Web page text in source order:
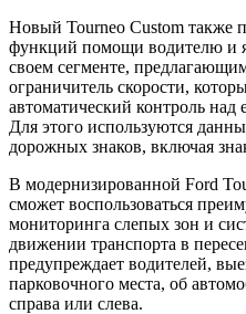
Новый Tourneo Custom также
функций помощи водителю и
своем сегменте,
ограничитель скорости,
автоматический контроль
Для этого используются
дорожных знаков, включая
В модернизированной Ford
сможет воспользоваться
мониторинга слепых зон и
движении транспорта в
предупреждает водителей,
парковочного места, об
справа или слева.